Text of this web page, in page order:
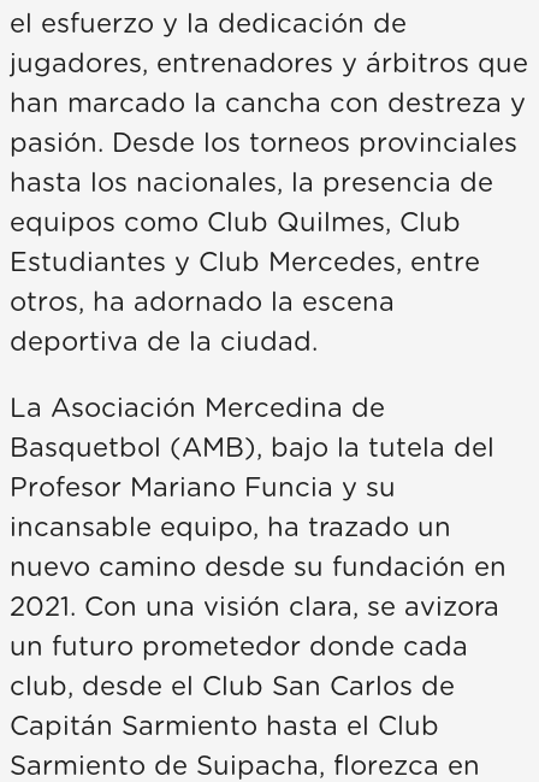
el esfuerzo y la dedicación de
jugadores, entrenadores y árbitros que
han marcado la cancha con destreza y
pasión. Desde los torneos provinciales
hasta los nacionales, la presencia de
equipos como Club Quilmes, Club
Estudiantes y Club Mercedes, entre
otros, ha adornado la escena
deportiva de la ciudad.
La Asociación Mercedina de
Basquetbol (AMB), bajo la tutela del
Profesor Mariano Funcia y su
incansable equipo, ha trazado un
nuevo camino desde su fundación en
2021. Con una visión clara, se avizora
un futuro prometedor donde cada
club, desde el Club San Carlos de
Capitán Sarmiento hasta el Club
Sarmiento de Suipacha, florezca en